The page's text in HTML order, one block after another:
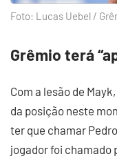
Foto: Lucas Uebel /
Grêmio terá
Com a lesão de
da posição neste
ter que chamar
jogador foi chamado